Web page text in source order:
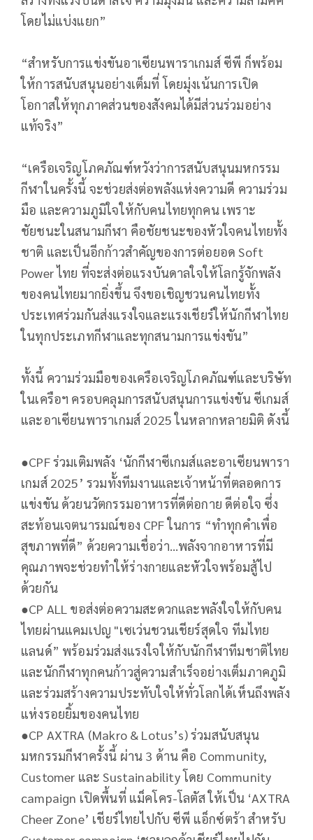
โดยไม่แบ่งแยก”
“สำหรับการแข่งขันอาเซียนพาราเกมส์ ซีพี ก็พร้อม
ให้การสนับสนุนอย่างเต็มที่ โดยมุ่งเน้นการเปิด
โอกาสให้ทุกภาคส่วนของสังคมได้มีส่วนร่วมอย่าง
แท้จริง”
“เครือเจริญโภคภัณฑ์หวังว่าการสนับสนุนมหกรรม
กีฬาในครั้งนี้ จะช่วยส่งต่อพลังแห่งความดี ความร่วม
มือ และความภูมิใจให้กับคนไทยทุกคน เพราะ
ชัยชนะในสนามกีฬา คือชัยชนะของหัวใจคนไทยทั้ง
ชาติ และเป็นอีกก้าวสำคัญของการต่อยอด Soft
Power ไทย ที่จะส่งต่อแรงบันดาลใจให้โลกรู้จักพลัง
ของคนไทยมากยิ่งขึ้น จึงขอเชิญชวนคนไทยทั้ง
ประเทศร่วมกันส่งแรงใจและแรงเชียร์ให้นักกีฬาไทย
ในทุกประเภทกีฬาและทุกสนามการแข่งขัน”
ทั้งนี้ ความร่วมมือของเครือเจริญโภคภัณฑ์และบริษัท
ในเครือฯ ครอบคลุมการสนับสนุนการแข่งขัน ซีเกมส์
และอาเซียนพาราเกมส์ 2025 ในหลากหลายมิติ ดังนี้
●​CPF ร่วมเติมพลัง ‘นักกีฬาซีเกมส์และอาเซียนพารา
เกมส์ 2025’ รวมทั้งทีมงานและเจ้าหน้าที่ตลอดการ
แข่งขัน ด้วยนวัตกรรมอาหารที่ดีต่อกาย ดีต่อใจ ซึ่ง
สะท้อนเจตนารมณ์ของ CPF ในการ “ทำทุกคำเพื่อ
สุขภาพที่ดี” ด้วยความเชื่อว่า…พลังจากอาหารที่มี
คุณภาพจะช่วยทำให้ร่างกายและหัวใจพร้อมสู้ไป
ด้วยกัน
●​CP ALL ขอส่งต่อความสะดวกและพลังใจให้กับคน
ไทยผ่านแคมเปญ "เซเว่นชวนเชียร์สุดใจ ทีมไทย
แลนด์” พร้อมร่วมส่งแรงใจให้กับนักกีฬาทีมชาติไทย
และนักกีฬาทุกคนก้าวสู่ความสำเร็จอย่างเต็มภาคภูมิ
และร่วมสร้างความประทับใจให้ทั่วโลกได้เห็นถึงพลัง
แห่งรอยยิ้มของคนไทย
●​CP AXTRA (Makro & Lotus’s) ร่วมสนับสนุน
มหกรรมกีฬาครั้งนี้ ผ่าน 3 ด้าน คือ Community,
Customer และ Sustainability โดย Community
campaign เปิดพื้นที่ แม็คโคร-โลตัส ให้เป็น ‘AXTRA
Cheer Zone’ เชียร์ไทยไปกับ ซีพี แอ็กซ์ตร้า สำหรับ